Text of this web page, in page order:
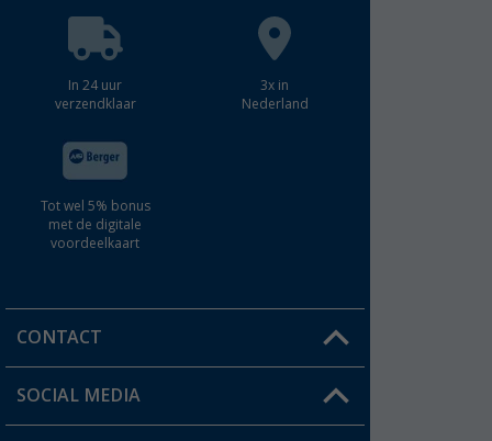
In 24 uur
verzendklaar
3x in
Nederland
Tot wel 5% bonus
met de digitale
voordeelkaart
CONTACT
Een vraag?
SOCIAL MEDIA